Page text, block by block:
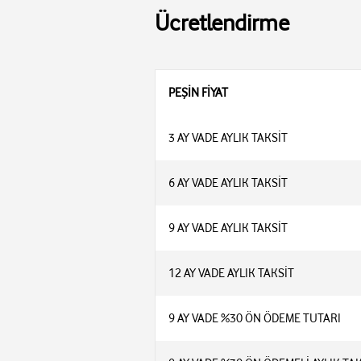
Ücretlendirme
PEŞİN FİYAT
3 AY VADE AYLIK TAKSİT
6 AY VADE AYLIK TAKSİT
9 AY VADE AYLIK TAKSİT
12 AY VADE AYLIK TAKSİT
9 AY VADE %30 ÖN ÖDEME TUTARI